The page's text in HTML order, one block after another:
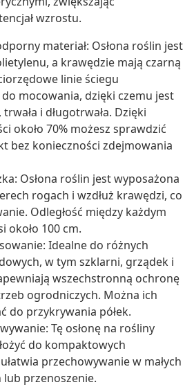
wzrostu.
materiał: Osłona roślin jest
a krawędzie mają czarną
linie ściegu
mocowania, dzięki czemu jest
i długotrwała. Dzięki
około 70% możesz sprawdzić
bez konieczności zdejmowania
Osłona roślin jest wyposażona
rogach i wzdłuż krawędzi, co
Odległość między każdym
około 100 cm.
Idealne do różnych
w tym szklarni, grządek i
wszechstronną ochronę
ogrodniczych. Można ich
do przykrywania półek.
Tę osłonę na rośliny
do kompaktowych
przechowywanie w małych
przenoszenie.